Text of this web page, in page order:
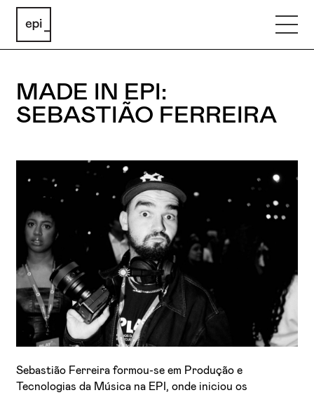
MADE IN EPI:
SEBASTIÃO FERREIRA
Sebastião Ferreira formou-se em Produção e
Tecnologias da Música na EPI, onde iniciou os